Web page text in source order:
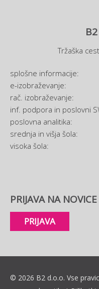
Tržaška
splošne informacije:
e-izobraževanje:
rač. izobraževanje:
inf. podpora in poslovni
poslovna analitika:
srednja in višja šola:
visoka šola:
PRIJAVA NA
PRIJAVA
© 2026 B2 d.o.o. Vse